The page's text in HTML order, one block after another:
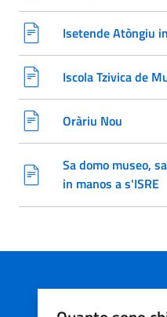
Isetende Atòngiu
Iscola Tzivica de
Oràriu Nou
Sa domo museo,
in manos a s'ISRE